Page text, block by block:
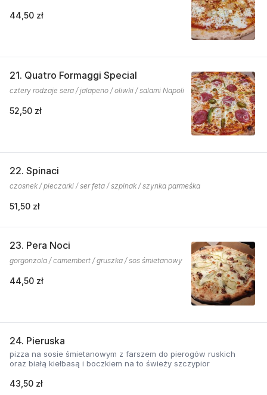
44,50 zł
21. Quatro Formaggi Special
cztery rodzaje sera / jalapeno / oliwki / salami Napoli
52,50 zł
22. Spinaci
czosnek / pieczarki / ser feta / szpinak / szynka parmeśka
51,50 zł
23. Pera Noci
gorgonzola / camembert / gruszka / sos śmietanowy
44,50 zł
24. Pieruska
pizza na sosie śmietanowym z farszem do pierogów ruskich
oraz białą kiełbasą i boczkiem na to świeży szczypior
43,50 zł